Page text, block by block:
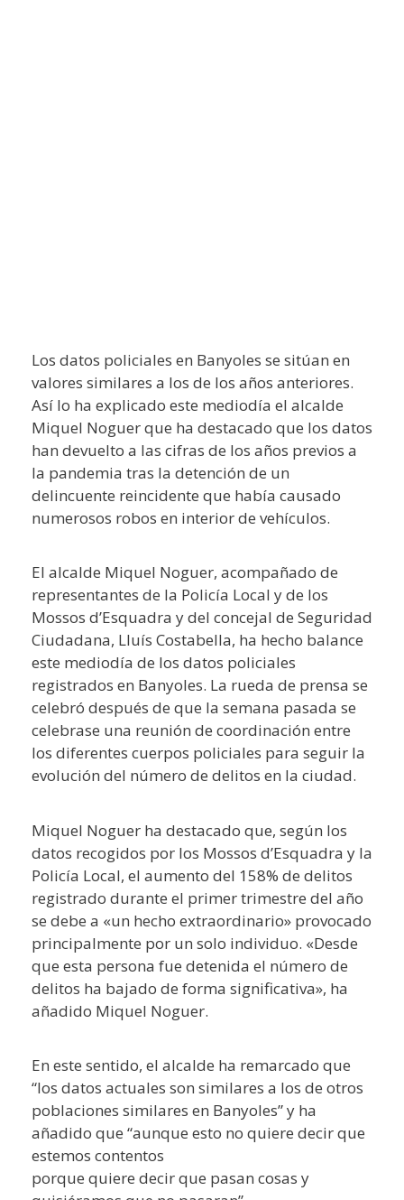
Los datos policiales en Banyoles se sitúan en
valores similares a los de los años anteriores.
Así lo ha explicado este mediodía el alcalde
Miquel Noguer que ha destacado que los datos
han devuelto a las cifras de los años previos a
la pandemia tras la detención de un
delincuente reincidente que había causado
numerosos robos en interior de vehículos.
El alcalde Miquel Noguer, acompañado de
representantes de la Policía Local y de los
Mossos d’Esquadra y del concejal de Seguridad
Ciudadana, Lluís Costabella, ha hecho balance
este mediodía de los datos policiales
registrados en Banyoles. La rueda de prensa se
celebró después de que la semana pasada se
celebrase una reunión de coordinación entre
los diferentes cuerpos policiales para seguir la
evolución del número de delitos en la ciudad.
Miquel Noguer ha destacado que, según los
datos recogidos por los Mossos d’Esquadra y la
Policía Local, el aumento del 158% de delitos
registrado durante el primer trimestre del año
se debe a «un hecho extraordinario» provocado
principalmente por un solo individuo. «Desde
que esta persona fue detenida el número de
delitos ha bajado de forma significativa», ha
añadido Miquel Noguer.
En este sentido, el alcalde ha remarcado que
“los datos actuales son similares a los de otros
poblaciones similares en Banyoles” y ha
añadido que “aunque esto no quiere decir que
estemos contentos
porque quiere decir que pasan cosas y